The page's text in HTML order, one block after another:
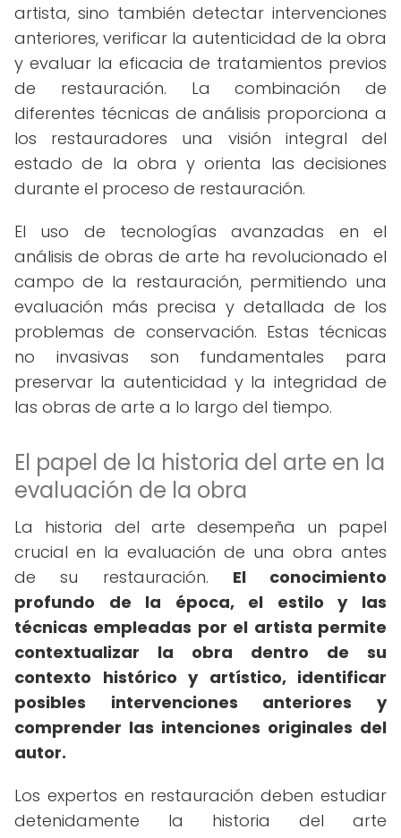
artista, sino también detectar intervenciones
anteriores, verificar la autenticidad de la obra
y evaluar la eficacia de tratamientos previos
de restauración. La combinación de
diferentes técnicas de análisis proporciona a
los restauradores una visión integral del
estado de la obra y orienta las decisiones
durante el proceso de restauración.
El uso de tecnologías avanzadas en el
análisis de obras de arte ha revolucionado el
campo de la restauración, permitiendo una
evaluación más precisa y detallada de los
problemas de conservación. Estas técnicas
no invasivas son fundamentales para
preservar la autenticidad y la integridad de
las obras de arte a lo largo del tiempo.
El papel de la historia del arte en la
evaluación de la obra
La historia del arte desempeña un papel
crucial en la evaluación de una obra antes
de su restauración. El conocimiento
profundo de la época, el estilo y las
técnicas empleadas por el artista permite
contextualizar la obra dentro de su
contexto histórico y artístico, identificar
posibles intervenciones anteriores y
comprender las intenciones originales del
autor.
Los expertos en restauración deben estudiar
detenidamente la historia del arte